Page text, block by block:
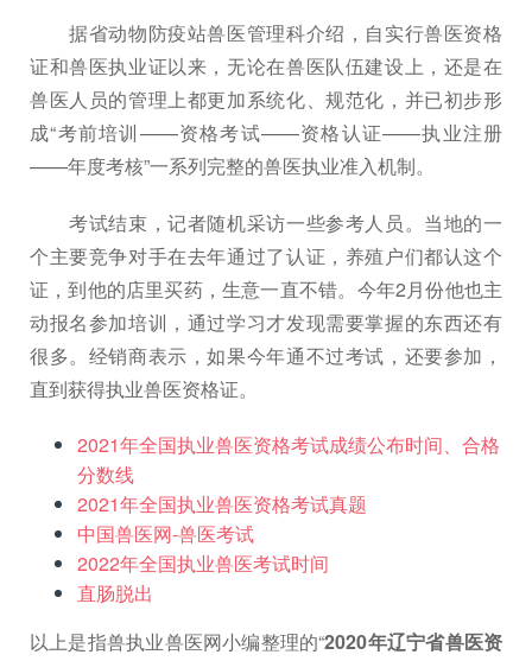
据省动物防疫站兽医管理科介绍，自实行兽医资格
证和兽医执业证以来，无论在兽医队伍建设上，还是在
兽医人员的管理上都更加系统化、规范化，并已初步形
成“考前培训——资格考试——资格认证——执业注册
——年度考核”一系列完整的兽医执业准入机制。
考试结束，记者随机采访一些参考人员。当地的一
个主要竞争对手在去年通过了认证，养殖户们都认这个
证，到他的店里买药，生意一直不错。今年2月份他也主
动报名参加培训，通过学习才发现需要掌握的东西还有
很多。经销商表示，如果今年通不过考试，还要参加，
直到获得执业兽医资格证。
2021年全国执业兽医资格考试成绩公布时间、合格
分数线
2021年全国执业兽医资格考试真题
中国兽医网-兽医考试
2022年全国执业兽医考试时间
直肠脱出
以上是指兽执业兽医网小编整理的“2020年辽宁省兽医资